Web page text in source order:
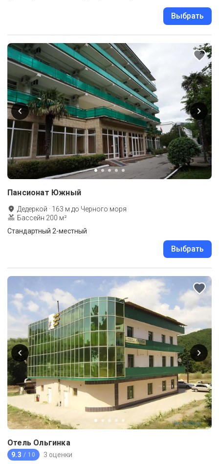
Выбрать
Пансионат Южный
Дедеркой · 163 м до Черного моря
Бассейн 200 м²
Стандартный 2-местный
Выбрать
Отель Ольгинка
9.3 / 10 3 оценки